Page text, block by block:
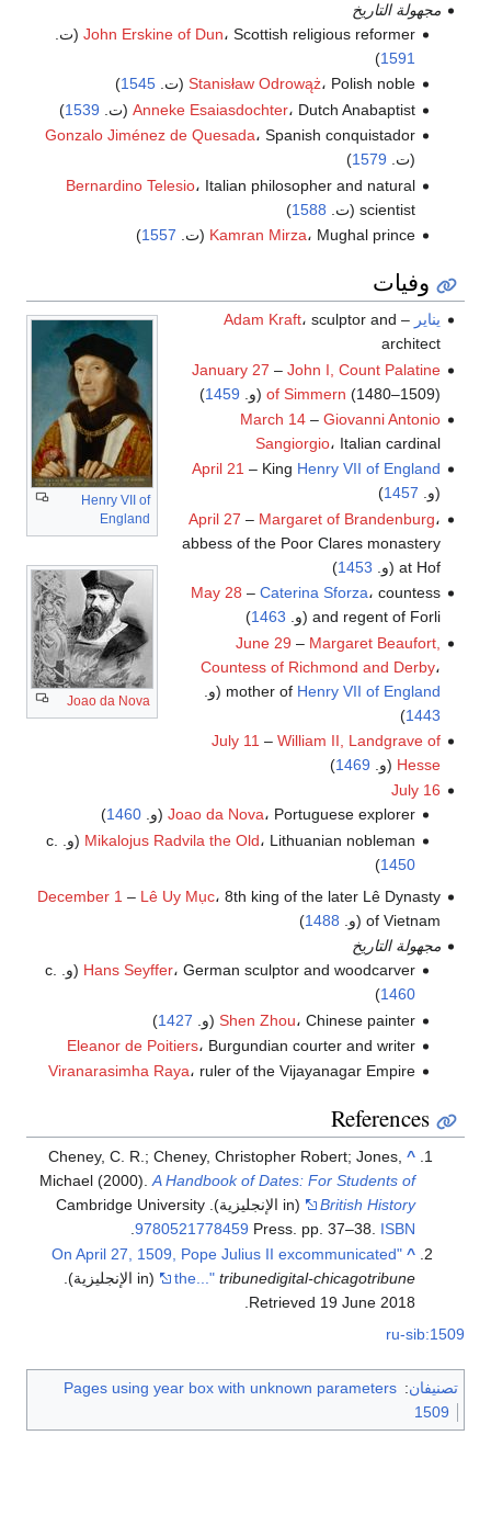
مجهولة التاريخ
John Erskine of Dun، Scottish religious reformer (ت.
1591
)
Stanisław Odrowąż، Polish noble (ت. 1545
)
Anneke Esaiasdochter، Dutch Anabaptist (ت. 1539
)
Gonzalo Jiménez de Quesada، Spanish conquistador
(ت. 1579
)
Bernardino Telesio، Italian philosopher and natural
scientist (ت.
1588
)
Kamran Mirza، Mughal prince (ت. 1557
)
وفيات
Henry VII of
England
Joao da Nova
يناير –
Adam Kraft، sculptor and
architect
January 27 – John I, Count Palatine
of Simmern (1480–1509) (و. 1459
)
March 14– Giovanni Antonio
Sangiorgio، Italian cardinal
April 21 – King Henry VII of England
(و. 1457
)
April 27 – Margaret of Brandenburg،
abbess of the Poor Clares monastery
at Hof (و.
1453
)
May 28 – Caterina Sforza، countess
and regent of Forli (و.
1463
)
June 29 – Margaret Beaufort,
Countess of Richmond and Derby،
mother of Henry VII of England
(و.
1443
)
July 11 – William II, Landgrave of
Hesse (و. 1469
)
July 16
Joao da Nova، Portuguese explorer (و. 1460
)
Mikalojus Radvila the Old، Lithuanian nobleman (و. c.
1450
)
December 1 – Lê Uy Mục، 8th king of the later Lê Dynasty
of Vietnam (و.
1488
)
مجهولة التاريخ
Hans Seyffer، German sculptor and woodcarver (و. c.
1460
)
Shen Zhou، Chinese painter (و. 1427
)
Eleanor de Poitiers، Burgundian courter and writer
Viranarasimha Raya، ruler of the Vijayanagar Empire
References
^
Cheney, C. R.; Cheney, Christopher Robert; Jones,
Michael (2000).A Handbook of Dates: For Students of
British History
(in الإنجليزية). Cambridge University
Press. pp. 37–38. ISBN
9780521778459
.
^
"On April 27, 1509, Pope Julius II excommunicated
the..." tribunedigital-chicagotribune (in الإنجليزية)
.
Retrieved 19 June 2018
ru-sib:1509
تصنيفان:
Pages using year box with unknown parameters
1509